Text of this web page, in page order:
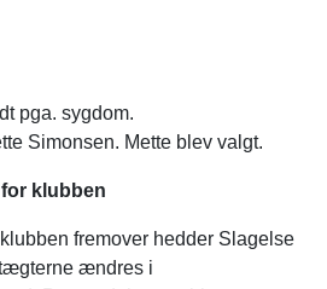
pga. sygdom.
Simonsen. Mette blev valgt.
klubben
fremover hedder Slagelse
ændres i